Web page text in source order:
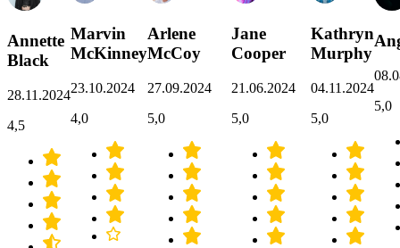
Annette
Black
28.11.2024
4,5
Marvin
McKinney
23.10.2024
4,0
Arlene
McCoy
27.09.2024
5,0
Jane
Cooper
21.06.2024
5,0
Kathryn
Murphy
04.11.2024
5,0
5,0